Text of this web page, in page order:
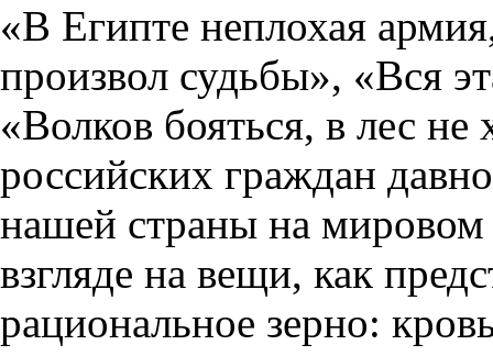
«В Египте неплохая
произвол судьбы», «Вся
«Волков бояться, в лес
российских граждан
нашей страны на
взгляде на вещи, как
рациональное зерно: